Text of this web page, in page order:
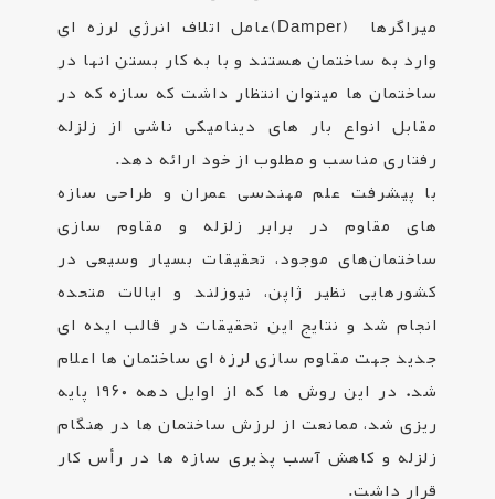
میراگرها (Damper)عامل اتلاف انرژی لرزه ای
وارد به ساختمان هستند و با به کار بستن انها در
ساختمان ها میتوان انتظار داشت که سازه که در
مقابل انواع بار های دینامیکی ناشی از زلزله
رفتاری مناسب و مطلوب از خود ارائه دهد.
با پیشرفت علم مهندسی عمران و طراحی سازه
های مقاوم در برابر زلزله و مقاوم سازی
ساختمان‌های موجود، تحقیقات بسیار وسیعی در
کشورهایی نظیر ژاپن، نیوزلند و ایالات متحده
انجام شد و نتایج این تحقیقات در قالب ایده ای
جدید جهت مقاوم سازی لرزه ای ساختمان ها اعلام
شد.
در این روش ها که از اوایل دهه ۱۹۶۰ پایه
ریزی شد، ممانعت از لرزش ساختمان ها در هنگام
زلزله و کاهش آسب پذیری سازه ها در رأس کار
قرار داشت.